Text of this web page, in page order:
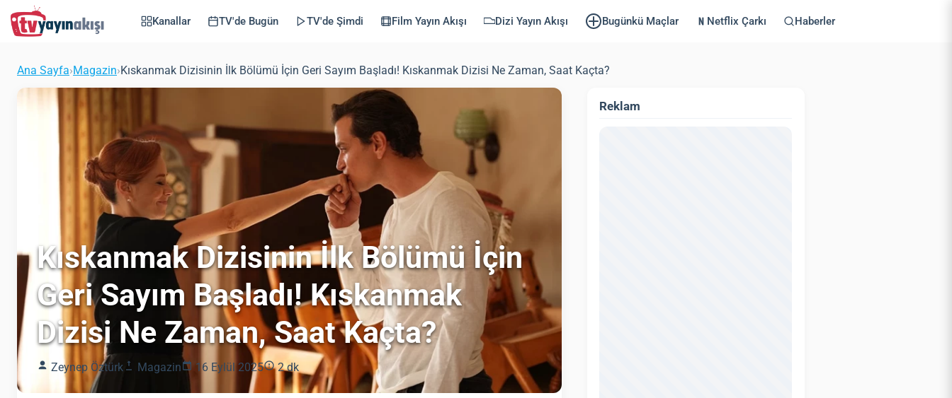
Kanallar TV'de Bugün TV'de Şimdi Film Yayın Akışı Dizi Yayın Akışı Bugünkü Maçlar Netflix Çarkı Haberler
Ana Sayfa›Magazin›Kıskanmak Dizisinin İlk Bölümü İçin Geri Sayım Başladı! Kıskanmak Dizisi Ne Zaman, Saat Kaçta?
Kıskanmak Dizisinin İlk Bölümü İçin
Geri Sayım Başladı! Kıskanmak
Dizisi Ne Zaman, Saat Kaçta?
Zeynep Öztürk Magazin 16 Eylül 2025 2 dk
Reklam